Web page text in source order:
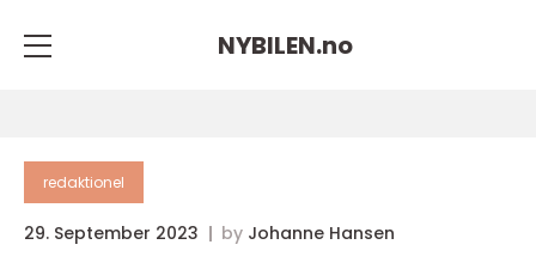
NYBILEN.no
redaktionel
29. September 2023 by Johanne Hansen